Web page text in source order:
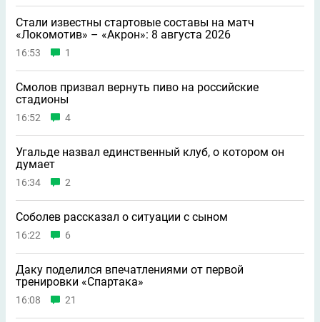
Стали известны стартовые составы на матч
«Локомотив» – «Акрон»: 8 августа 2026
16:53 1
Смолов призвал вернуть пиво на российские
стадионы
16:52 4
Угальде назвал единственный клуб, о котором он
думает
16:34 2
Соболев рассказал о ситуации с сыном
16:22 6
Даку поделился впечатлениями от первой
тренировки «Спартака»
16:08 21